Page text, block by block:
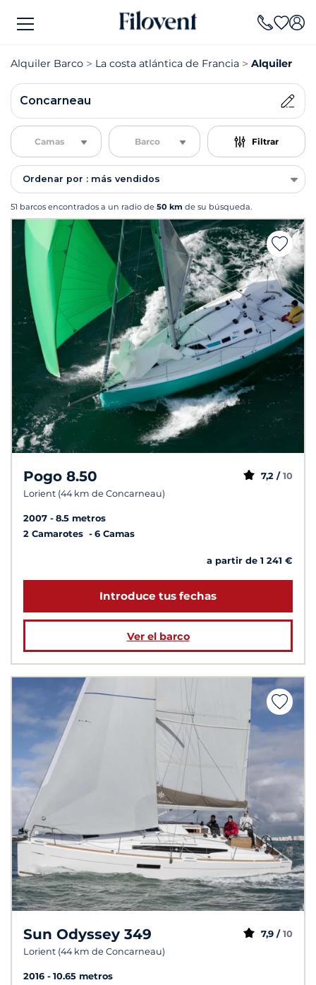
Alquiler Barco La costa atlántica de Francia Alquiler
Concarneau
Camas Barco Filtrar
Ordenar por : más vendidos
51 barcos encontrados a un radio de 50 km de su búsqueda.
Pogo 8.50
Lorient (44 km de Concarneau)
7,2 / 10
2007
8.5 metros
2 Camarotes
6 Camas
a partir de 1 241 €
Introduce tus fechas
Ver el barco
Sun Odyssey 349
Lorient (44 km de Concarneau)
7,9 / 10
2016
10.65 metros